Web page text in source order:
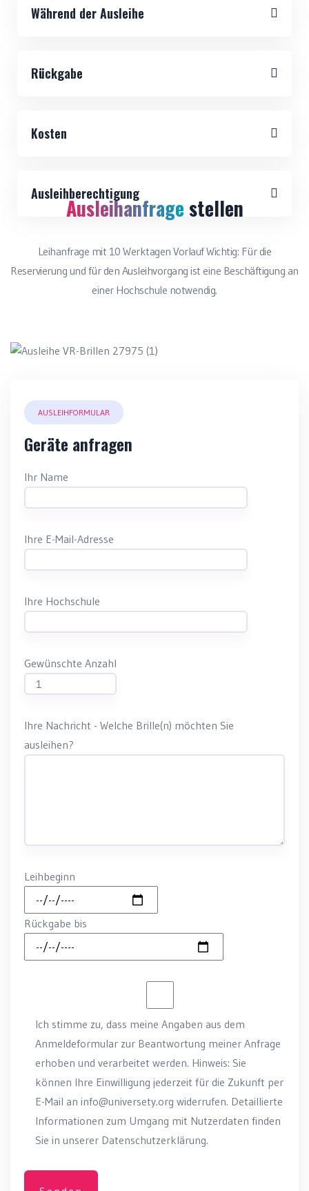
Während der Ausleihe
Rückgabe
Kosten
Ausleihberechtigung
Ausleihanfrage stellen
Leihanfrage mit 10 Werktagen VorlaufWichtig: Für die
Reservierung und für den Ausleihvorgang ist eine Beschäftigung an
einer Hochschule notwendig.
AUSLEIHFORMULAR
Geräte anfragen
Ihr Name
Ihre E-Mail-Adresse
Ihre Hochschule
Gewünschte Anzahl
Ihre Nachricht - Welche Brille(n) möchten Sie
ausleihen?
Leihbeginn
Rückgabe bis
Ich stimme zu, dass meine Angaben aus dem
Anmeldeformular zur Beantwortung meiner Anfrage
erhoben und verarbeitet werden. Hinweis: Sie
können Ihre Einwilligung jederzeit für die Zukunft per
E-Mail an info@universety.org widerrufen. Detaillierte
Informationen zum Umgang mit Nutzerdaten finden
Sie in unserer Datenschutzerklärung.